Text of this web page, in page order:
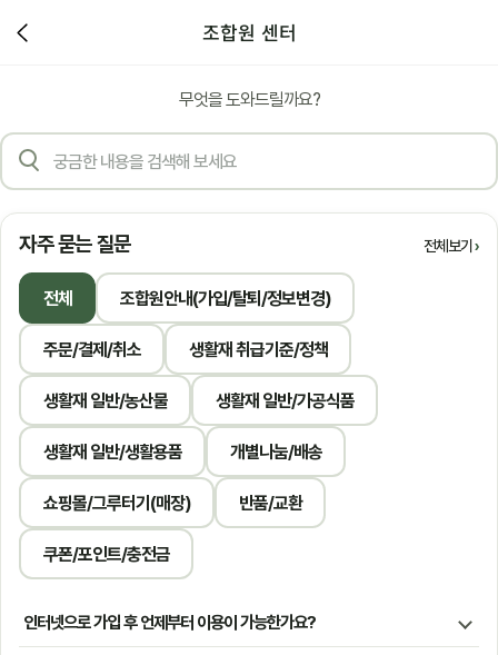
조합원 센터
무엇을 도와드릴까요?
자주 묻는 질문 전체보기
전체 조합원안내(가입/탈퇴/정보변경)
주문/결제/취소 생활재 취급기준/정책
생활재 일반/농산물 생활재 일반/가공식품
생활재 일반/생활용품 개별나눔/배송
쇼핑몰/그루터기(매장) 반품/교환
쿠폰/포인트/충전금
인터넷으로 가입 후 언제부터 이용이 가능한가요?